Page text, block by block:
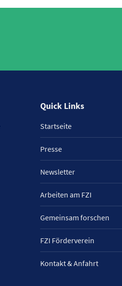
Quick Links
Startseite
Presse
Newsletter
Arbeiten am FZI
Gemeinsam forschen
FZI Förderverein
Kontakt & Anfahrt